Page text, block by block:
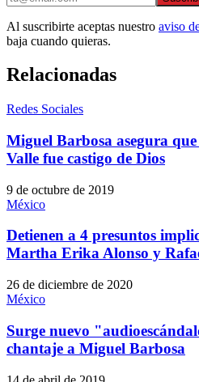
Al suscribirte aceptas nuestro aviso
baja cuando quieras.
Relacionadas
Redes Sociales
Miguel Barbosa asegura
Valle fue castigo de Dios
9 de octubre de 2019
México
Detienen a 4 presuntos
Martha Erika Alonso y
26 de diciembre de 2020
México
Surge nuevo
chantaje a Miguel Barbosa